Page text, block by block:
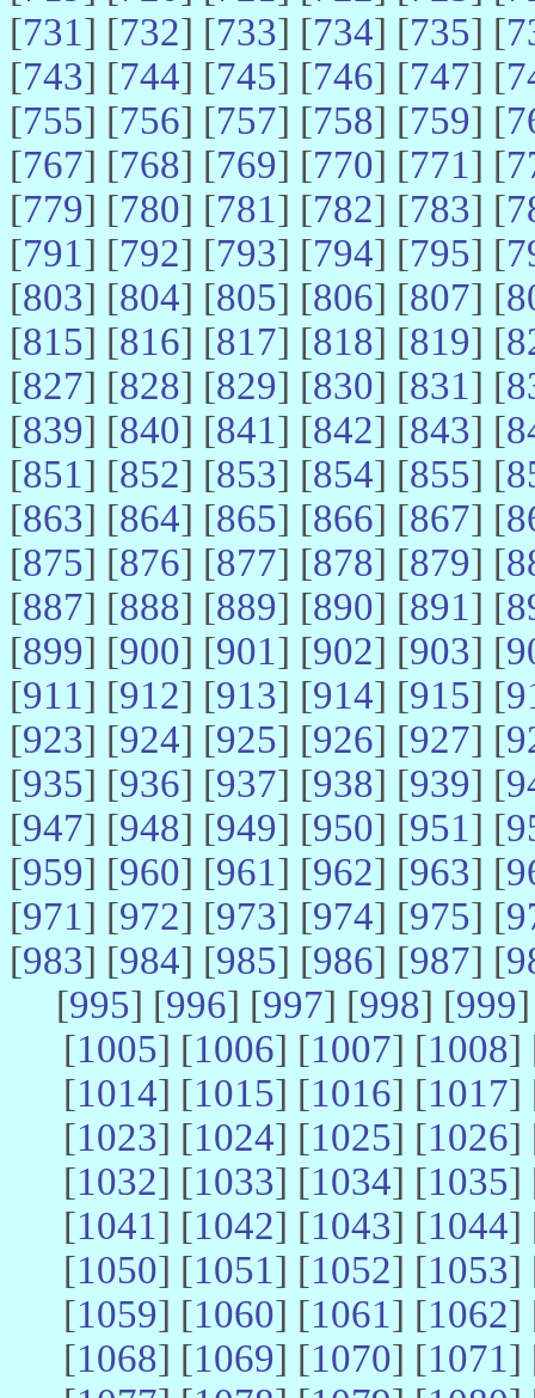
[731] [732] [733] [734] [735] [
[743] [744] [745] [746] [747] [
[755] [756] [757] [758] [759] [
[767] [768] [769] [770] [771] [
[779] [780] [781] [782] [783] [
[791] [792] [793] [794] [795] [
[803] [804] [805] [806] [807] [
[815] [816] [817] [818] [819] [
[827] [828] [829] [830] [831] [
[839] [840] [841] [842] [843] [
[851] [852] [853] [854] [855] [
[863] [864] [865] [866] [867] [
[875] [876] [877] [878] [879] [
[887] [888] [889] [890] [891] [
[899] [900] [901] [902] [903] [
[911] [912] [913] [914] [915] [
[923] [924] [925] [926] [927] [
[935] [936] [937] [938] [939] [
[947] [948] [949] [950] [951] [
[959] [960] [961] [962] [963] [
[971] [972] [973] [974] [975] [
[983] [984] [985] [986] [987] [
[995] [996] [997] [998] [999
[1005] [1006] [1007] [1008]
[1014] [1015] [1016] [1017]
[1023] [1024] [1025] [1026]
[1032] [1033] [1034] [1035]
[1041] [1042] [1043] [1044]
[1050] [1051] [1052] [1053]
[1059] [1060] [1061] [1062]
[1068] [1069] [1070] [1071]